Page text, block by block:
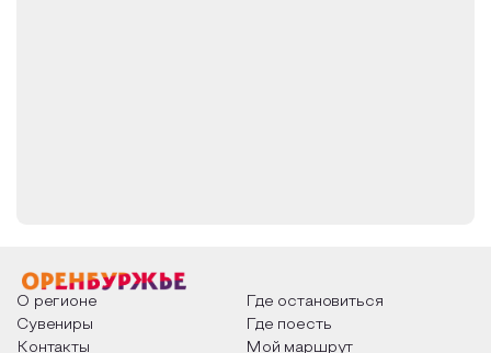
О регионе
Где остановиться
Сувениры
Где поесть
Контакты
Мой маршрут